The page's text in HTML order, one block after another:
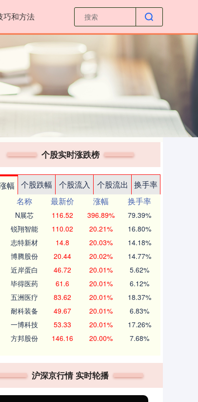
巧和方法
个股实时涨跌榜
幅 个股跌幅 个股流入 个股流出
换手率
名称 最新价 涨幅
换手率
N展芯 116.52 396.89% 79.39%
锐翔智能 110.02 20.21% 16.80%
志特新材 14.8 20.03% 14.18%
博腾股份 20.44 20.02% 14.77%
近岸蛋白 46.72 20.01% 5.62%
毕得医药 61.6 20.01% 6.12%
五洲医疗 83.62 20.01% 18.37%
耐科装备 49.67 20.01% 6.83%
一博科技 53.33 20.01% 17.26%
方邦股份 146.16 20.00% 7.68%
沪深京行情 实时轮播